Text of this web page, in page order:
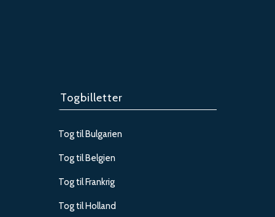
Togbilletter
Tog til Bulgarien
Tog til Belgien
Tog til Frankrig
Tog til Holland